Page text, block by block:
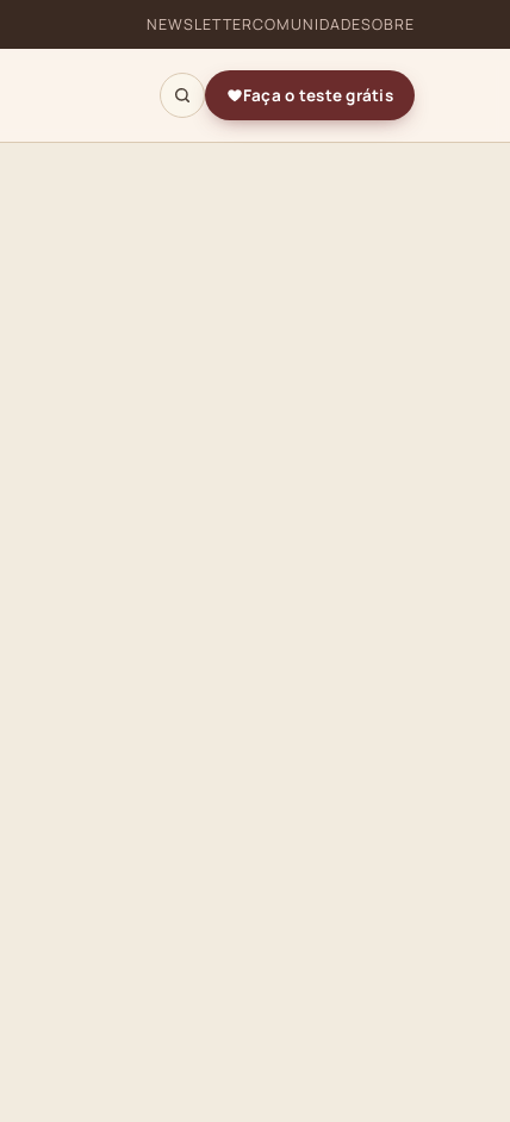
NEWSLETTERCOMUNIDADESOBRE
Faça o teste grátis